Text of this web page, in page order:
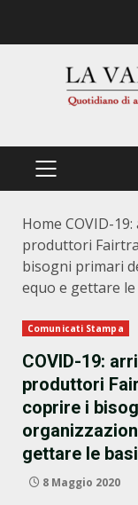
PRIMÄRES
Home COVID-
produttori
bisogni primari
equo e gettare
Comunicati Stampa
COVID-19:
produttori
coprire i
gettare le
8 Maggio 2020